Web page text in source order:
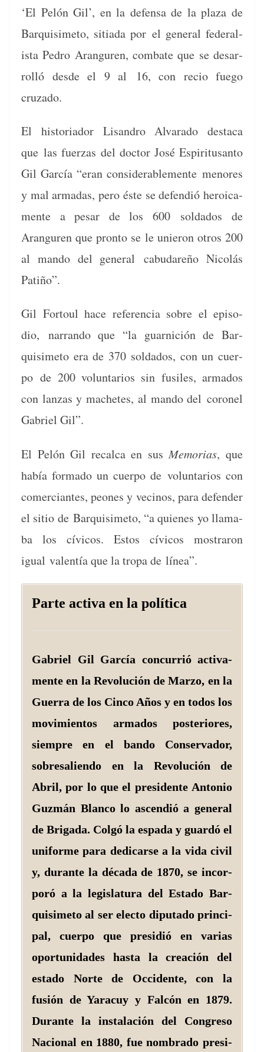
‘El Pelón Gil’, en la defen­sa de la plaza de
Bar­quisime­to, siti­a­da por el gen­er­al fed­er­al­
ista Pedro Aranguren, com­bate que se desar­
rol­ló des­de el 9 al 16, con recio fuego
cruzado.
El his­to­ri­ador Lisan­dro Alvara­do desta­ca
quelas fuerzas del doc­tor José Espir­i­tu­san­to
Gil Gar­cía “eran con­sid­er­able­mente menores
y mal armadas, pero éste se defendió hero­ica­
mente a pesar de los 600 sol­da­dos de
Aranguren que pron­to se le unieron otros 200
al man­do del gen­er­alcabu­dareño Nicolás
Patiño”.
Gil For­toul hace ref­er­en­cia sobre el episo­
dio, nar­ran­do que “la guar­ni­ción de Bar­
quisime­to era de 370 sol­da­dos, con un cuer­
pode 200 vol­un­tar­ios sin fusiles, arma­dos
con lan­zas y machetes, al man­do del coro­nel
Gabriel Gil”.
El Pelón Gil recal­ca en susMemo­rias, que
había for­ma­do un cuer­po de vol­un­tar­ios con
com­er­ciantes, peones y veci­nos, para defend­er
el sitio de Bar­quisime­to, “a quienes yo llam­a­
ba los cívi­cos. Estos cívi­cos mostraron
igual valen­tía que la tropa de línea”.
Parte activa en la política
Gabriel Gil Gar­cía con­cur­rió acti­va­
mente en la Rev­olu­ción de Mar­zo, en la
Guer­ra de los Cin­co Años y en todos los
movimien­tos arma­dos pos­te­ri­ores,
siem­pre en el ban­do Con­ser­vador,
sobre­salien­do en la Rev­olu­ción de
Abril, por lo que el pres­i­dente Anto­nio
Guzmán Blan­co lo ascendió a gen­er­al
de Briga­da. Col­gó la espa­da y guardó el
uni­forme para dedi­carse a la vida civ­il
y, durante la déca­da de 1870, se incor­
poró a la leg­is­latu­ra del Esta­do Bar­
quisime­to al ser elec­to diputa­do prin­ci­
pal, cuer­po que pre­sidió en varias
opor­tu­nidades has­ta la creación del
esta­do Norte de Occi­dente, con la
fusión de Yaracuy y Fal­cón en 1879.
Durante la insta­lación del Con­gre­so
Nacional en 1880, fue nom­bra­do pres­i­